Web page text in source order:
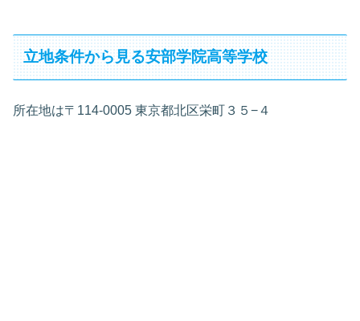
立地条件から見る安部学院高等学校
所在地は〒114-0005 東京都北区栄町３５−４